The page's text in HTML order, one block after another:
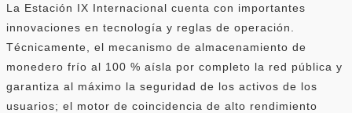
La Estación IX Internacional cuenta con importantes
innovaciones en tecnología y reglas de operación.
Técnicamente, el mecanismo de almacenamiento de
monedero frío al 100 % aísla por completo la red pública y
garantiza al máximo la seguridad de los activos de los
usuarios; el motor de coincidencia de alto rendimiento